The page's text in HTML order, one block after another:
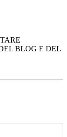
BLOG E DEL